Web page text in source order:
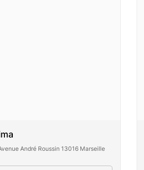
André Roussin 13016 Marseille